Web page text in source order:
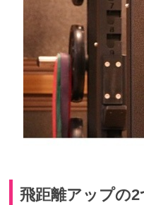
飛距離アップの